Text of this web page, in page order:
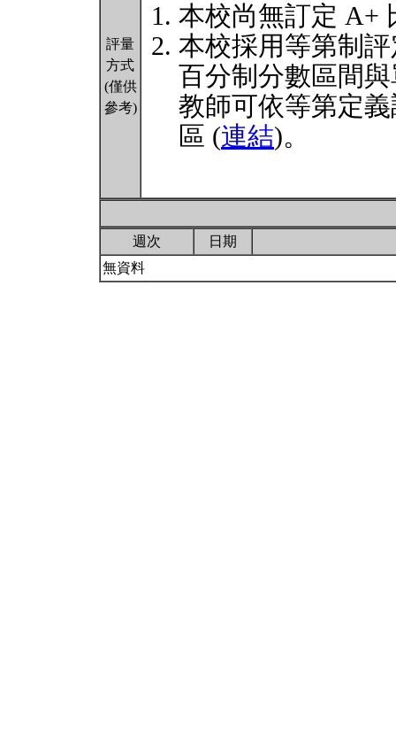
評量
方式
(僅供
參考)
本校尚無訂定 A+
本校採用等第制
百分制分數區間
教師可依等第定
區 (連結)。
週次
日期
無資料